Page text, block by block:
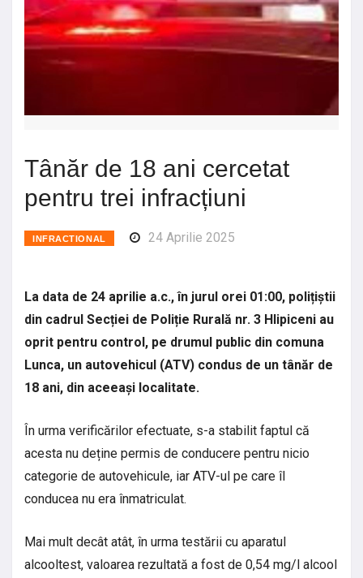
Tânăr de 18 ani cercetat
pentru trei infracțiuni
INFRACTIONAL 24 Aprilie 2025
La data de 24 aprilie a.c., în jurul orei 01:00, polițiștii
din cadrul Secției de Poliție Rurală nr. 3 Hlipiceni au
oprit pentru control, pe drumul public din comuna
Lunca, un autovehicul (ATV) condus de un tânăr de
18 ani, din aceeași localitate.
În urma verificărilor efectuate, s-a stabilit faptul că
acesta nu deține permis de conducere pentru nicio
categorie de autovehicule, iar ATV-ul pe care îl
conducea nu era înmatriculat.
Mai mult decât atât, în urma testării cu aparatul
alcooltest, valoarea rezultată a fost de 0,54 mg/l alcool